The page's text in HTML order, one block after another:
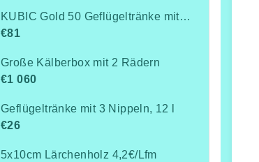
KUBIC Gold 50 Geflügeltränke mit Standfüßen
€81
Große Kälberbox mit 2 Rädern
€1 060
Geflügeltränke mit 3 Nippeln, 12 l
€26
5x10cm Lärchenholz 4,2€/Lfm